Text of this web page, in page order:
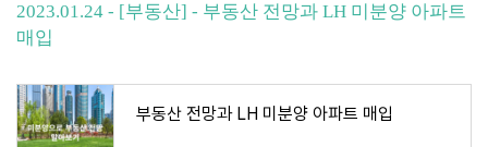
2023.01.24 - [부동산] - 부동산 전망과 LH 미분양 아파트
매입
부동산 전망과 LH 미분양 아파트 매입